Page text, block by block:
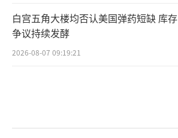
白宫五角大楼均否认美国弹药短缺 库存
争议持续发酵
2026-08-07 09:19:21